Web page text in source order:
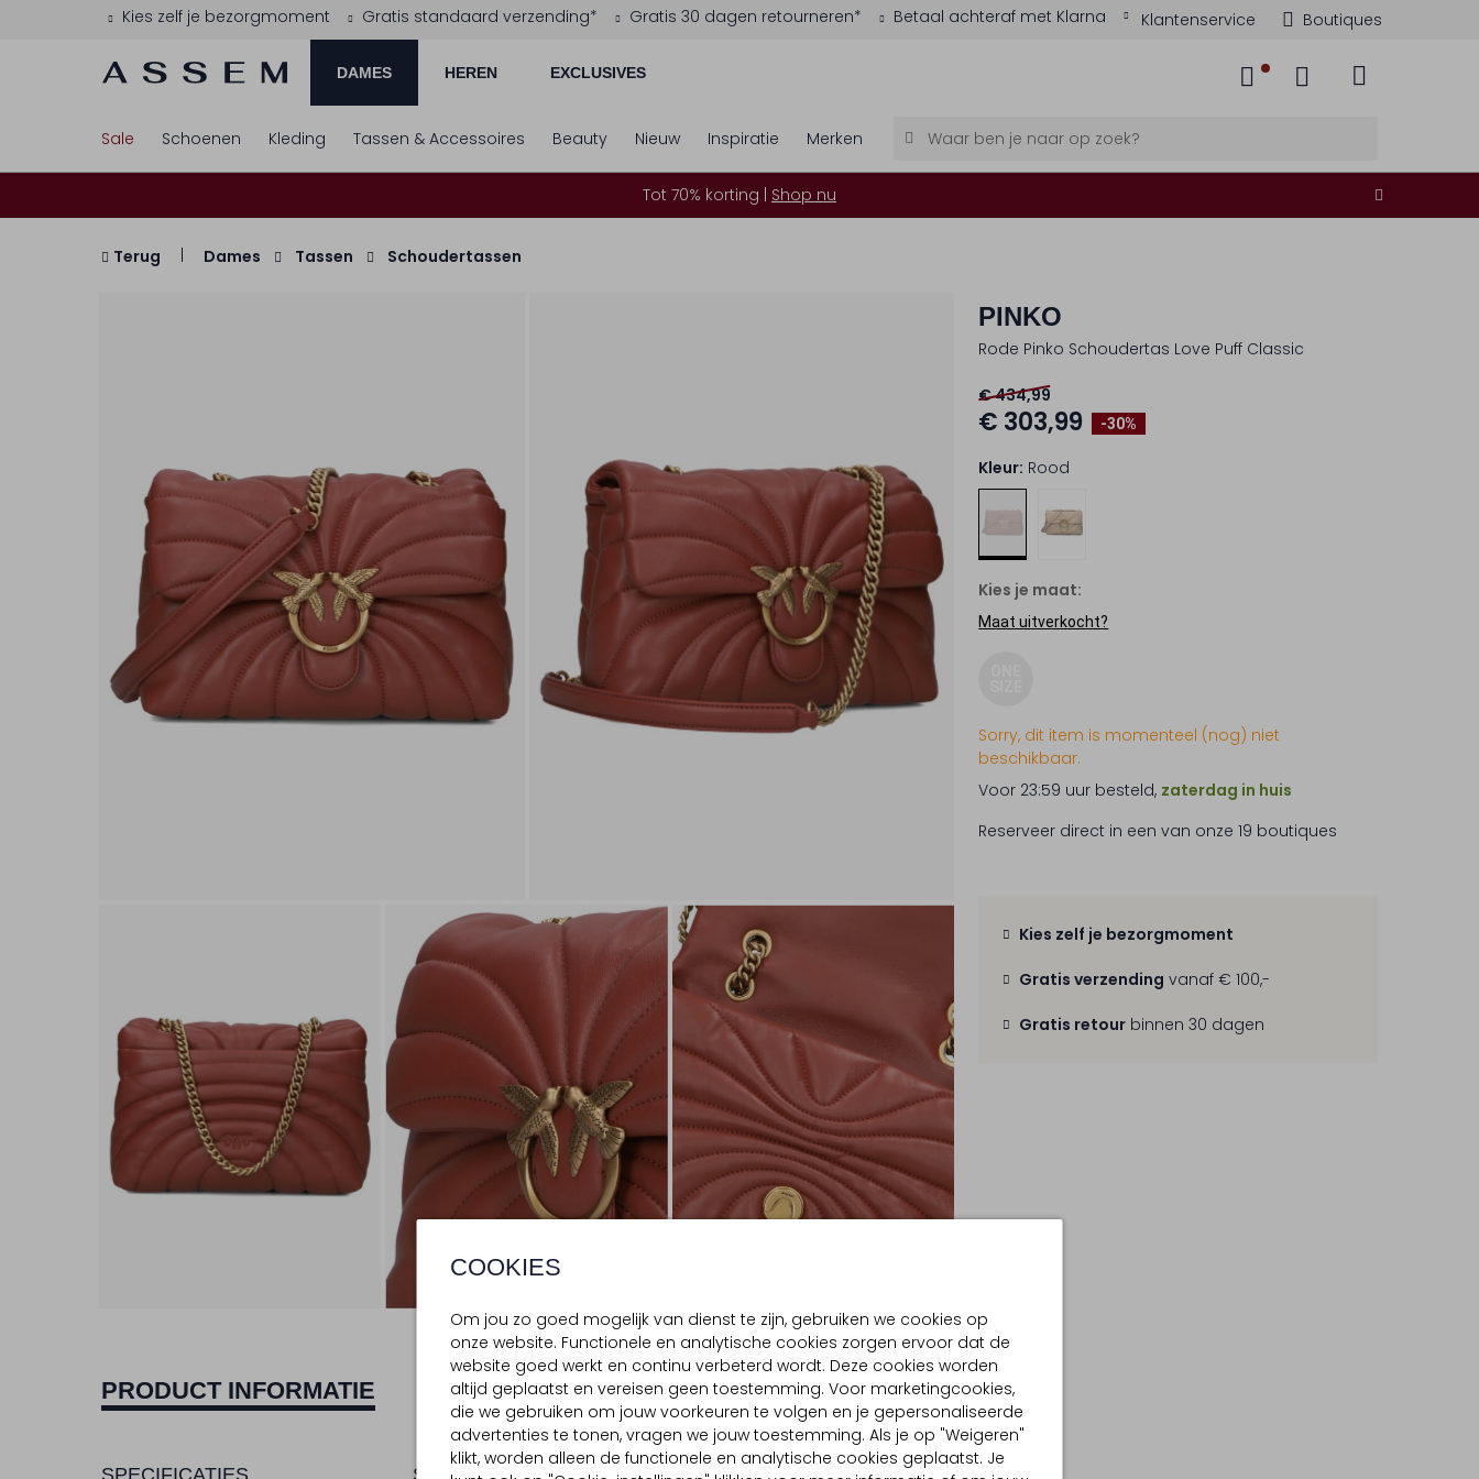
Kies zelf je bezorgmoment Gratis standaard verzending* Gratis 30 dagen retourneren* Betaal achteraf met Klarna Klantenservice Boutiques
DAMES HEREN EXCLUSIVES
COOKIES
Om jou zo goed mogelijk van dienst te zijn, gebruiken we cookies op
onze website. Functionele en analytische cookies zorgen ervoor dat de
website goed werkt en continu verbeterd wordt. Deze cookies worden
altijd geplaatst en vereisen geen toestemming. Voor marketingcookies,
die we gebruiken om jouw voorkeuren te volgen en je gepersonaliseerde
advertenties te tonen, vragen we jouw toestemming. Als je op "Weigeren"
klikt, worden alleen de functionele en analytische cookies geplaatst. Je
Sale Schoenen Kleding Tassen & Accessoires Beauty Nieuw Inspiratie Merken
Tot 70% korting | Shop nu
Terug Dames Tassen Schoudertassen
PINKO
Rode Pinko Schoudertas Love Puff Classic
-30%
€ 434,99
€ 303,99
Kleur: Rood
Kies je maat:
Maat uitverkocht?
Sorry, dit item is momenteel (nog) niet
beschikbaar.
Voor 23:59 uur besteld, zaterdag in huis
Reserveer direct in een van onze 19 boutiques
Kies zelf je bezorgmoment
Gratis verzending vanaf € 100,-
Gratis retour binnen 30 dagen
PRODUCT INFORMATIE BEZORGEN & RETOURNEREN
SPECIFICATIES
SAMENSTELLING & PASVORM